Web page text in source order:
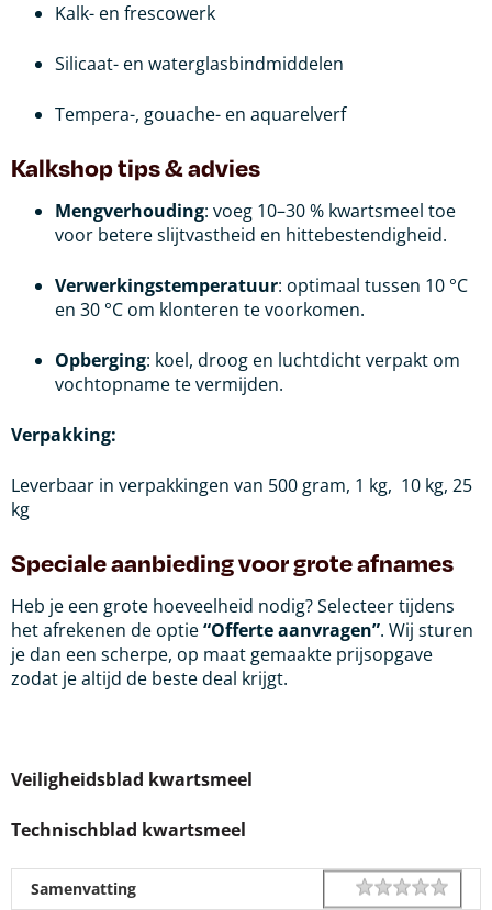
Kalk- en frescowerk
Silicaat- en waterglasbindmiddelen
Tempera-, gouache- en aquarelverf
Kalkshop tips & advies
Mengverhouding: voeg 10–30 % kwartsmeel toe
voor betere slijtvastheid en hittebestendigheid.
Verwerkingstemperatuur: optimaal tussen 10 °C
en 30 °C om klonteren te voorkomen.
Opberging: koel, droog en luchtdicht verpakt om
vochtopname te vermijden.
Verpakking:
Leverbaar in verpakkingen van 500 gram, 1 kg, 10 kg, 25
kg
Speciale aanbieding voor grote afnames
Heb je een grote hoeveelheid nodig? Selecteer tijdens
het afrekenen de optie“Offerte aanvragen”. Wij sturen
je dan een scherpe, op maat gemaakte prijsopgave
zodat je altijd de beste deal krijgt.
Veiligheidsblad kwartsmeel
Technischblad kwartsmeel
Samenvatting Rating 1 star
2
3
4
5